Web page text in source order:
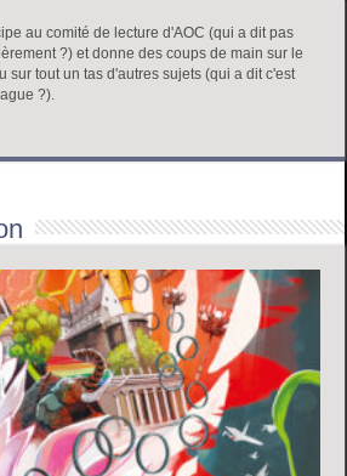
au comité de lecture d'AOC (qui a dit pas
?) et donne des coups de main sur le
sur tout un tas d'autres sujets (qui a dit c'est
?).